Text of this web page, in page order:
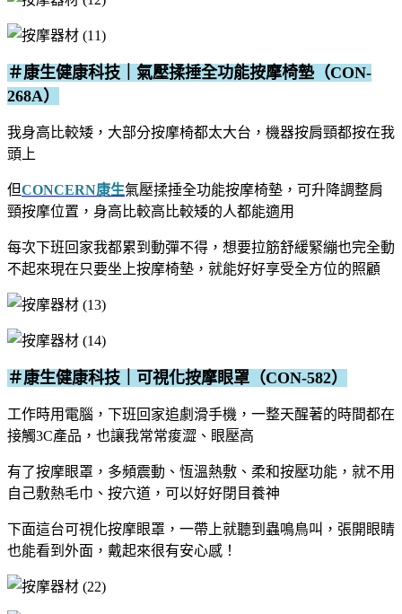
＃康生健康科技｜氣壓揉捶全功能按摩椅墊（CON-
268A）
我身高比較矮，大部分按摩椅都太大台，機器按肩頸都按在我
頭上
但CONCERN康生氣壓揉捶全功能按摩椅墊，可升降調整肩
頸按摩位置，身高比較高比較矮的人都能適用
每次下班回家我都累到動彈不得，想要拉筋舒緩緊繃也完全動
不起來現在只要坐上按摩椅墊，就能好好享受全方位的照顧
＃康生健康科技｜可視化按摩眼罩（CON-582）
工作時用電腦，下班回家追劇滑手機，一整天醒著的時間都在
接觸3C產品，也讓我常常痠澀、眼壓高
有了按摩眼罩，多頻震動、恆溫熱敷、柔和按壓功能，就不用
自己敷熱毛巾、按穴道，可以好好閉目養神
下面這台可視化按摩眼罩，一帶上就聽到蟲鳴鳥叫，張開眼睛
也能看到外面，戴起來很有安心感！